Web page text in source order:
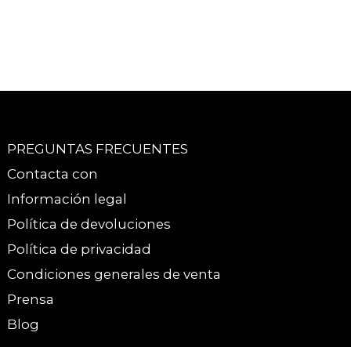
PREGUNTAS FRECUENTES
Contacta con
Información legal
Política de devoluciones
Política de privacidad
Condiciones generales de venta
Prensa
Blog